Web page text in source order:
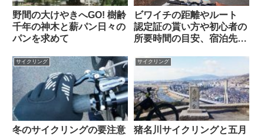
野間の大けやきへGO! 樹齢
千年の神木と薪パン日々の
パンを求めて
ビワイチの距離やルート
認定証の貰い方や初心者の
所要時間の目安、宿泊先の
サイクリング
冬のサイクリングの要注意
サイクリング
猪名川サイクリングと五月